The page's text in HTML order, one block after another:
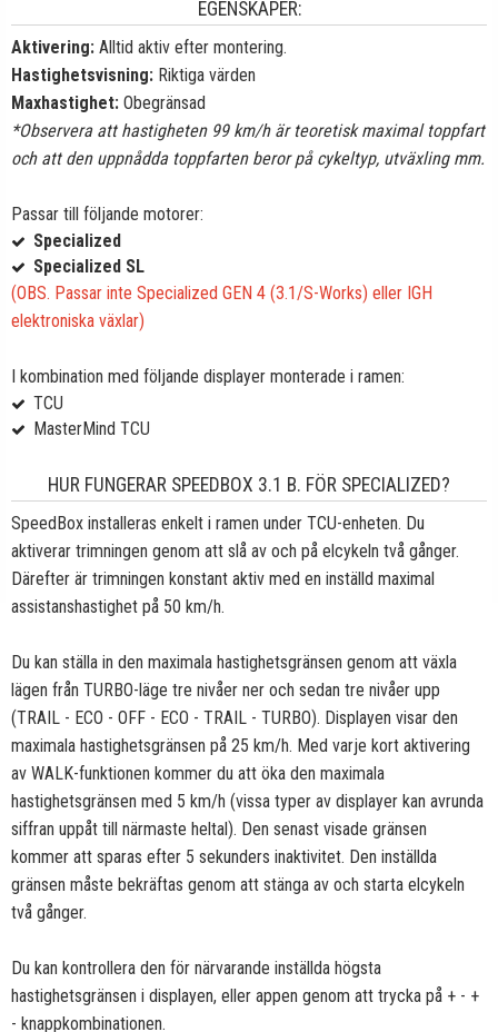
EGENSKAPER:
Aktivering: Alltid aktiv efter montering.
Hastighetsvisning: Riktiga värden
Maxhastighet: Obegränsad
*Observera att hastigheten 99 km/h är teoretisk maximal toppfart
och att den uppnådda toppfarten beror på cykeltyp, utväxling mm.
Passar till följande motorer:
Specialized
Specialized SL
(OBS. Passar inte Specialized GEN 4 (3.1/S-Works) eller IGH
elektroniska växlar)
I kombination med följande displayer monterade i ramen:
TCU
MasterMind TCU
HUR FUNGERAR SPEEDBOX 3.1 B. FÖR SPECIALIZED?
SpeedBox installeras enkelt i ramen under TCU-enheten. Du
aktiverar trimningen genom att slå av och på elcykeln två gånger.
Därefter är trimningen konstant aktiv med en inställd maximal
assistanshastighet på 50 km/h.
Du kan ställa in den maximala hastighetsgränsen genom att växla
lägen från TURBO-läge tre nivåer ner och sedan tre nivåer upp
(TRAIL - ECO - OFF - ECO - TRAIL - TURBO). Displayen visar den
maximala hastighetsgränsen på 25 km/h. Med varje kort aktivering
av WALK-funktionen kommer du att öka den maximala
hastighetsgränsen med 5 km/h (vissa typer av displayer kan avrunda
siffran uppåt till närmaste heltal). Den senast visade gränsen
kommer att sparas efter 5 sekunders inaktivitet. Den inställda
gränsen måste bekräftas genom att stänga av och starta elcykeln
två gånger.
Du kan kontrollera den för närvarande inställda högsta
hastighetsgränsen i displayen, eller appen genom att trycka på + - +
- knappkombinationen.